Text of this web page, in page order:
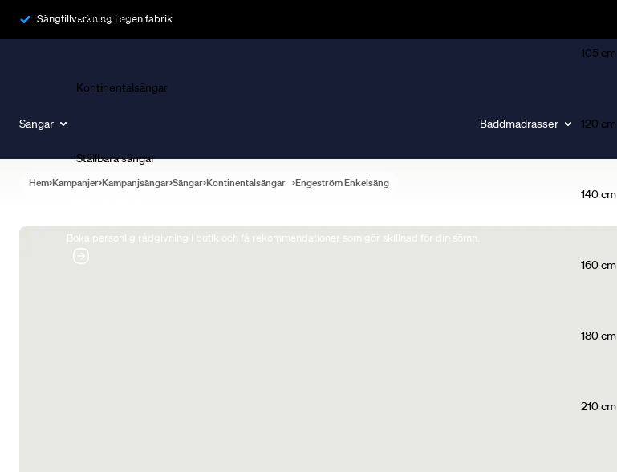
Sängtillverkning i egen fabrik
Sängar
Ramsängar
Kontinentalsängar
Ställbara sängar
Boka personlig rådgivning i butik och få rekommendationer som gör skillnad för din sömn.
Bäddmadrasser
105 cm
120 cm
140 cm
160 cm
180 cm
210 cm
Hem Kampanjer Kampanjsängar Sängar Kontinentalsängar Engeström Enkelsäng